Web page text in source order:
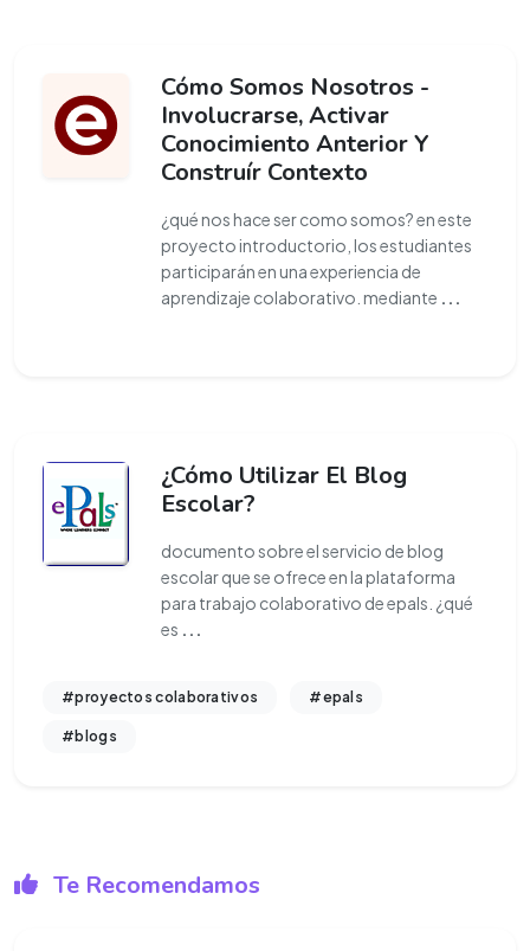
Cómo Somos Nosotros -
Involucrarse, Activar
Conocimiento Anterior Y
Construír Contexto
¿qué nos hace ser como somos? en este
proyecto introductorio, los estudiantes
participarán en una experiencia de
aprendizaje colaborativo. mediante ...
¿Cómo Utilizar El Blog
Escolar?
documento sobre el servicio de blog
escolar que se ofrece en la plataforma
para trabajo colaborativo de epals. ¿qué
es ...
#proyectos colaborativos #epals
#blogs
Te Recomendamos